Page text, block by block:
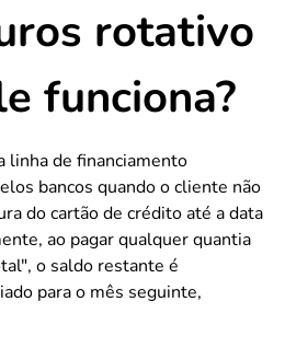
rotativo
funciona?
linha de financiamento
bancos quando o cliente não
do cartão de crédito até a data
ao pagar qualquer quantia
o saldo restante é
para o mês seguinte,